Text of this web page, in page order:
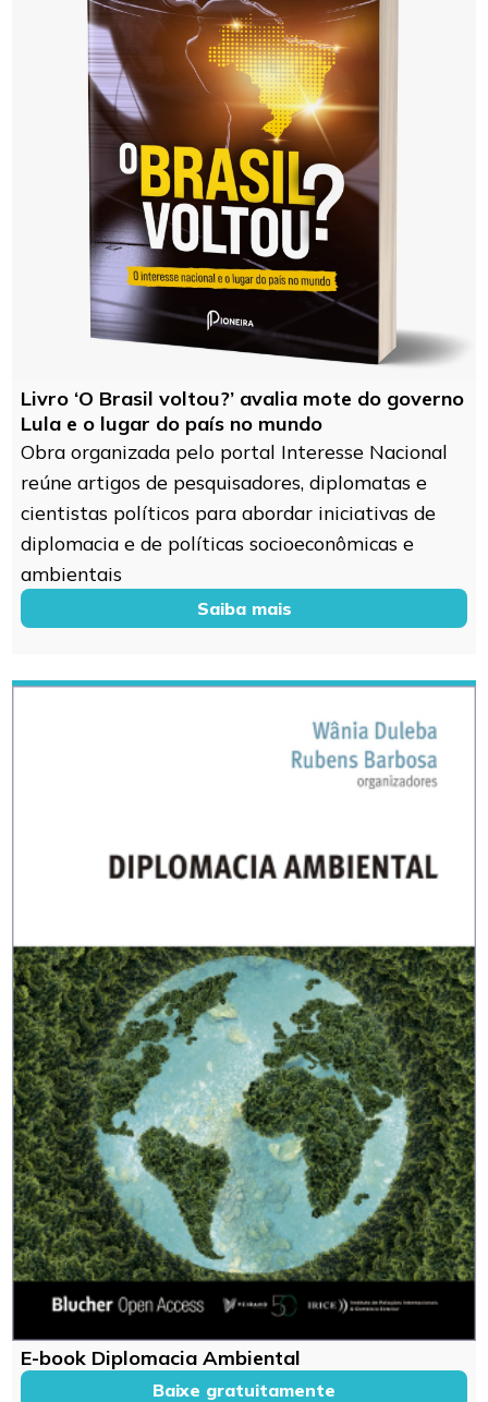
Livro ‘O Brasil voltou?’ avalia mote do governo
Lula e o lugar do país no mundo
Obra organizada pelo portal Interesse Nacional
reúne artigos de pesquisadores, diplomatas e
cientistas políticos para abordar iniciativas de
diplomacia e de políticas socioeconômicas e
ambientais
Saiba mais
E-book Diplomacia Ambiental
Baixe gratuitamente